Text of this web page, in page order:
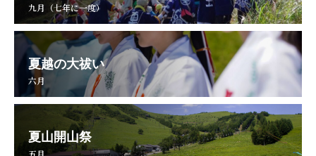
九月（七年に一度）
夏越の大祓い
六月
夏山開山祭
五月